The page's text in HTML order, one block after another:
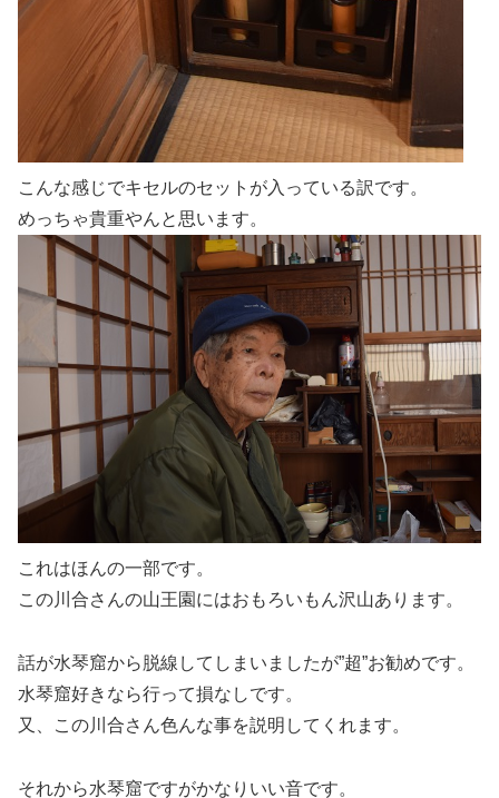
こんな感じでキセルのセットが入っている訳です。
めっちゃ貴重やんと思います。
これはほんの一部です。
この川合さんの山王園にはおもろいもん沢山あります。
話が水琴窟から脱線してしまいましたが”超”お勧めです。
水琴窟好きなら行って損なしです。
又、この川合さん色んな事を説明してくれます。
それから水琴窟ですがかなりいい音です。